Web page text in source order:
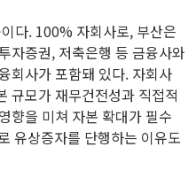
다. 100% 자회사로, 부산은
자증권, 저축은행 등 금융사와
회사가 포함돼 있다. 자회사
규모가 재무건전성과 직접적
향을 미쳐 자본 확대가 필수
유상증자를 단행하는 이유도